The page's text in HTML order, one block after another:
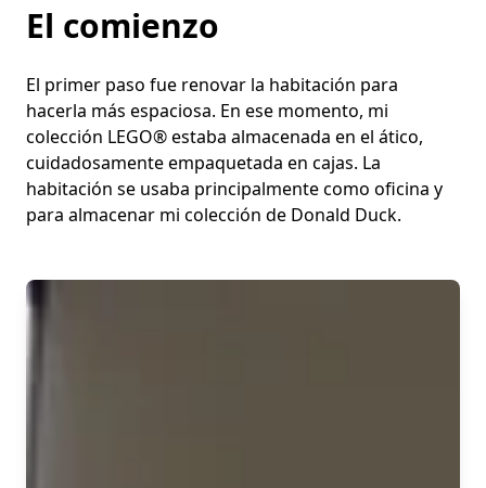
El comienzo
El primer paso fue renovar la habitación para
hacerla más espaciosa. En ese momento, mi
colección LEGO® estaba almacenada en el ático,
cuidadosamente empaquetada en cajas. La
habitación se usaba principalmente como oficina y
para almacenar mi colección de Donald Duck.